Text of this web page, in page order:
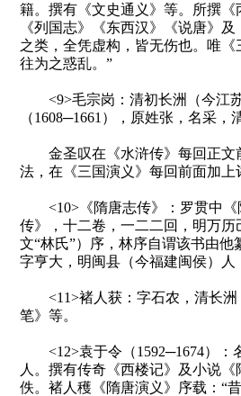
籍。撰有《文史通义》等。所撰
《列国志》《东西汉》《说唐》
之类，全凭虚构，皆无伤也。唯
往为之惑乱。”
<9>毛宗岗：清初长洲（今江苏
（1608─1661），原姓张，名采
金圣叹在《水浒传》每回正文
法，在《三国演义》每回前面加
<10>《隋唐志传》：罗贯中《
传》，十二卷，一二二回，明万
文“林氏”）序，林序自谓该书由
字亨大，明闽县（今福建闽侯）人
<11>褚人获：字石农，清长洲
笔》等。
<12>袁于令（1592─1674）：
人。撰有传奇《西楼记》及小说
佚。褚人穫《隋唐演义》序载：“